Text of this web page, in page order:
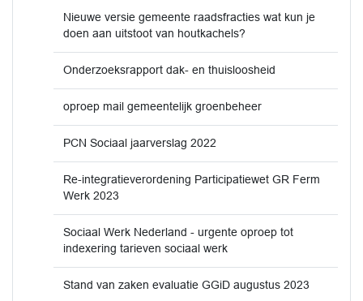
Nieuwe versie gemeente raadsfracties wat kun je
doen aan uitstoot van houtkachels?
Onderzoeksrapport dak- en thuisloosheid
oproep mail gemeentelijk groenbeheer
PCN Sociaal jaarverslag 2022
Re-integratieverordening Participatiewet GR Ferm
Werk 2023
Sociaal Werk Nederland - urgente oproep tot
indexering tarieven sociaal werk
Stand van zaken evaluatie GGiD augustus 2023